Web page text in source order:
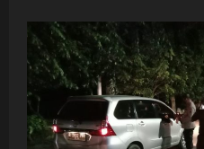
OPS
YUSTISI
PENEGAKAN
DISIPLIN
PROTOKOL
KESEHATAN
BERSAMA
POLRES
TANJUNGBALAI
DALAM